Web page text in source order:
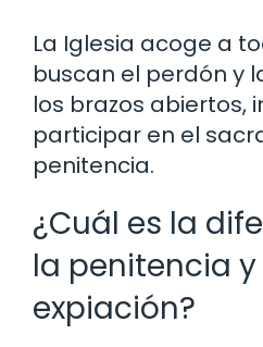
La Iglesia acoge a
buscan el perdón y
los brazos abiertos,
participar en el
penitencia.
¿Cuál es la
la penitencia y
expiación?